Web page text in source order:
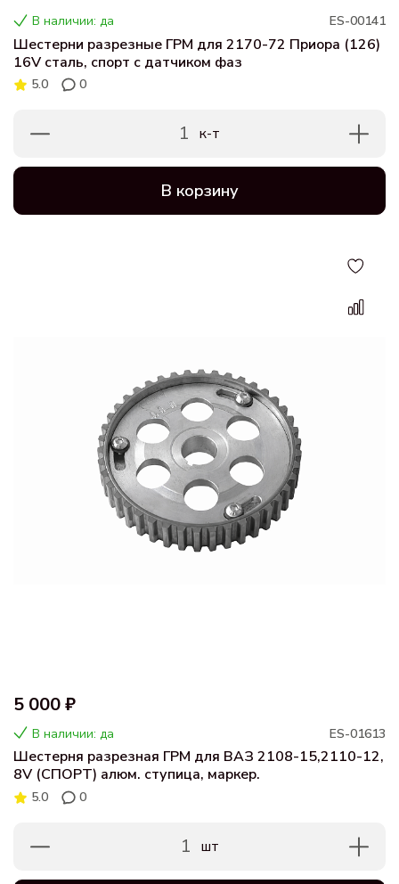
В наличии: да ES-00141
Шестерни разрезные ГРМ для 2170-72 Приора (126)
16V сталь, спорт с датчиком фаз
5.0 0
1 к-т
В корзину
5 000 ₽
В наличии: да ES-01613
Шестерня разрезная ГРМ для ВАЗ 2108-15,2110-12,
8V (СПОРТ) алюм. ступица, маркер.
5.0 0
1 шт